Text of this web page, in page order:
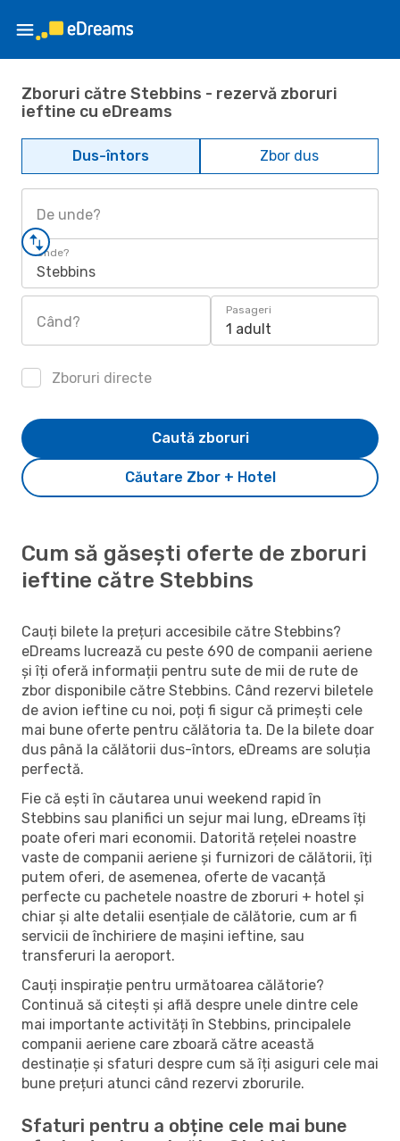
Zboruri către Stebbins - rezervă zboruri
ieftine cu eDreams
Dus-întors Zbor dus
De unde?
Unde?
Stebbins
Când?
Pasageri
1 adult
Zboruri directe
Căutare Zbor + Hotel
Caută zboruri
Cum să găsești oferte de zboruri
ieftine către Stebbins
Cauți bilete la prețuri accesibile către Stebbins?
eDreams lucrează cu peste 690 de companii aeriene
și îți oferă informații pentru sute de mii de rute de
zbor disponibile către Stebbins. Când rezervi biletele
de avion ieftine cu noi, poți fi sigur că primești cele
mai bune oferte pentru călătoria ta. De la bilete doar
dus până la călătorii dus-întors, eDreams are soluția
perfectă.
Fie că ești în căutarea unui weekend rapid în
Stebbins sau planifici un sejur mai lung, eDreams îți
poate oferi mari economii. Datorită rețelei noastre
vaste de companii aeriene și furnizori de călătorii, îți
putem oferi, de asemenea, oferte de vacanță
perfecte cu pachetele noastre de zboruri + hotel și
chiar și alte detalii esențiale de călătorie, cum ar fi
servicii de închiriere de mașini ieftine, sau
transferuri la aeroport.
Cauți inspirație pentru următoarea călătorie?
Continuă să citești și află despre unele dintre cele
mai importante activități în Stebbins, principalele
companii aeriene care zboară către această
destinație și sfaturi despre cum să îți asiguri cele mai
bune prețuri atunci când rezervi zborurile.
Sfaturi pentru a obține cele mai bune